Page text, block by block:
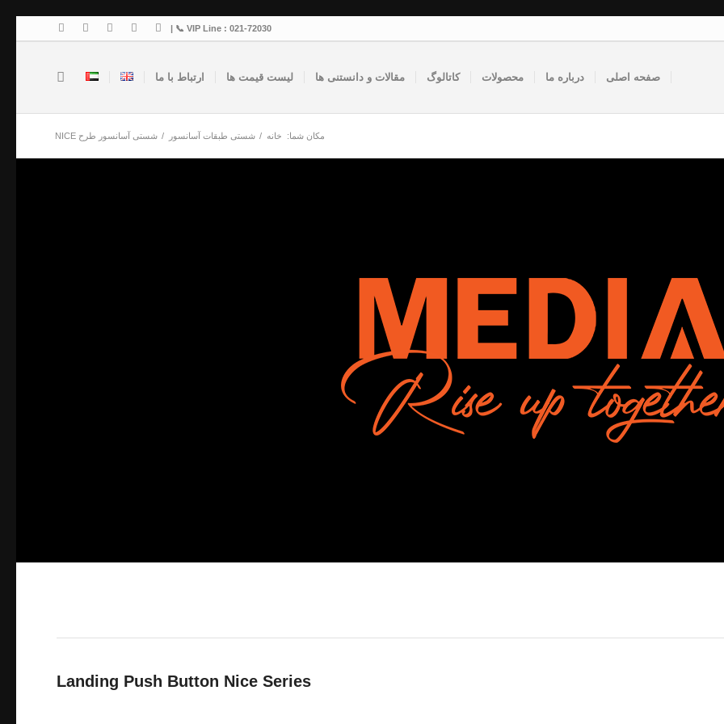
VIP Line : 021-72030 📞 |
صفحه اصلی درباره ما محصولات کاتالوگ مقالات و دانستنی ها لیست قیمت ها ارتباط با ما
مکان شما: خانه / شستی طبقات آسانسور / شستی آسانسور طرح NICE
Landing Push Button Nice Series